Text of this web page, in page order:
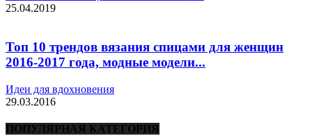
25.04.2019
Топ 10 трендов вязания спицами для женщин
2016-2017 года, модные модели...
Идеи для вдохновения
29.03.2016
ПОПУЛЯРНАЯ КАТЕГОРИЯ